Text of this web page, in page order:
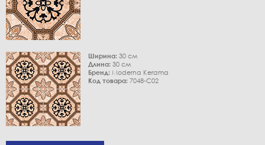
Ширина: 30 см
Длина: 30 см
Бренд: Moderna Kerama
Код товара: 7048-C02